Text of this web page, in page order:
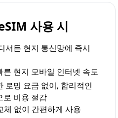
사용 시
서든 현지 통신망에 즉시
른 현지 모바일 인터넷 속도
로밍 요금 없이, 합리적인
로 비용 절감
체 없이 간편하게 사용